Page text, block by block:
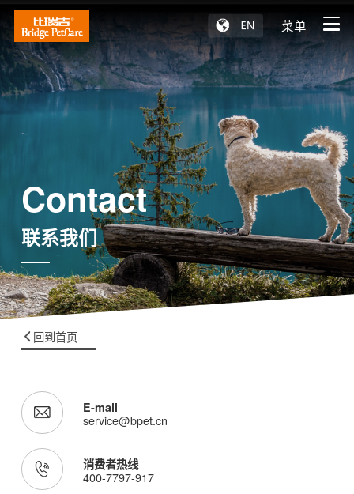
菜单
Contact
联系我们
回到首页
E-mail
service@bpet.cn
消费者热线
400-7797-917